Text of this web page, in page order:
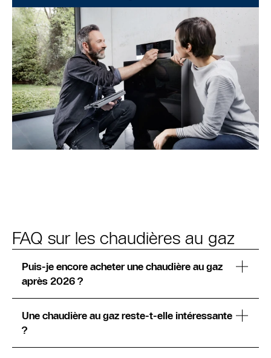
FAQ sur les chaudières au gaz
Puis-je encore acheter une chaudière au gaz
après 2026 ?
Une chaudière au gaz reste-t-elle intéressante
?